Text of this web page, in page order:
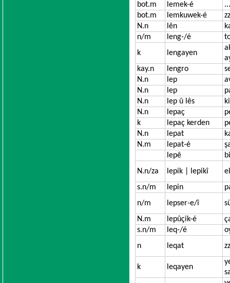
bot.m
lemek-é
bot.m
lemkuwek-é
N.n
lên
n/m
leng-/é
k
lengayen
kay.n
lengro
N.n
lep
N.n
lep
N.n
lep û lês
N.n
lepaç
k
lepaç kerden
N.n
lepat
N.m
lepat-é
lepê
N.n/za
lepik | lepikî
s.n/m
lepin
n/m
lepser-e/î
N.m
lepûçik-é
s.n/m
leq-/é
n
leqat
k leqayen